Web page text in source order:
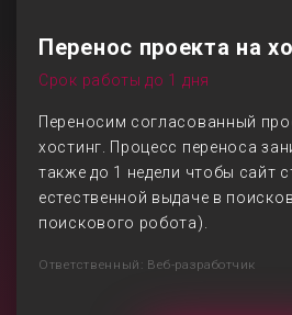
Перенос проекта на
Срок работы до 1 дня
Переносим согласованный
хостинг. Процесс переноса
также до 1 недели чтобы сайт
естественной выдаче в
поискового робота).
Ответственный: Веб-разработчик